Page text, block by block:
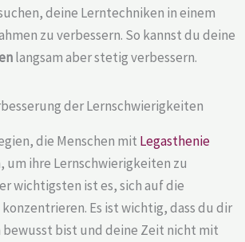
deine Lerntechniken in einem
zu verbessern. So kannst du deine
langsam aber stetig verbessern.
der Lernschwierigkeiten
die Menschen mit Legasthenie
um ihre Lernschwierigkeiten zu
wichtigsten ist es, sich auf die
Es ist wichtig, dass du dir
bewusst bist und deine Zeit nicht mit